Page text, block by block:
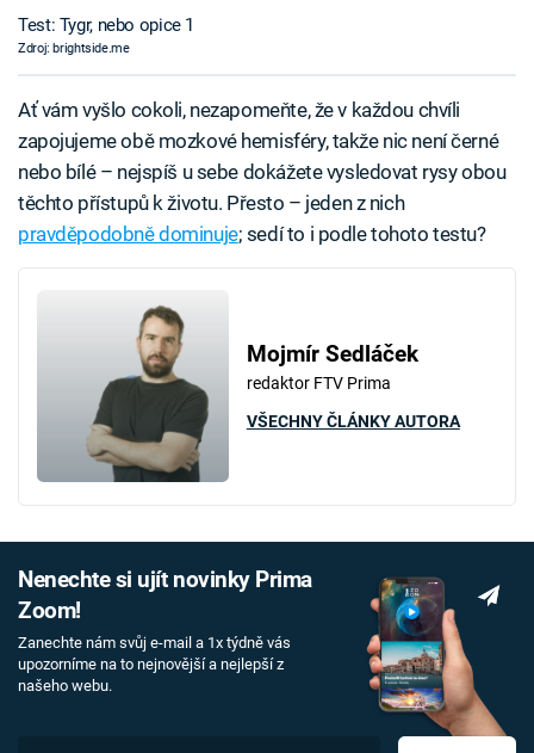
Test: Tygr, nebo opice 1
Zdroj: brightside.me
Ať vám vyšlo cokoli, nezapomeňte, že v každou chvíli
zapojujeme obě mozkové hemisféry, takže nic není černé
nebo bílé – nejspíš u sebe dokážete vysledovat rysy obou
těchto přístupů k životu. Přesto – jeden z nich
pravděpodobně dominuje; sedí to i podle tohoto testu?
Mojmír Sedláček
redaktor FTV Prima
VŠECHNY ČLÁNKY AUTORA
Nenechte si ujít novinky Prima
Zoom!
Zanechte nám svůj e-mail a 1x týdně vás
upozorníme na to nejnovější a nejlepší z
našeho webu.